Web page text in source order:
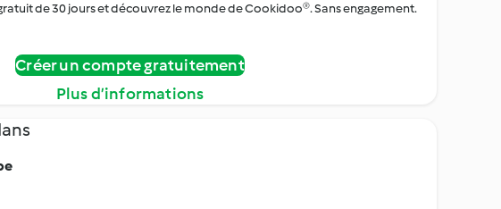
de 30 jours et découvrez le monde de Cookidoo®. Sans engagement.
Créer un compte gratuitement
Plus d’informations